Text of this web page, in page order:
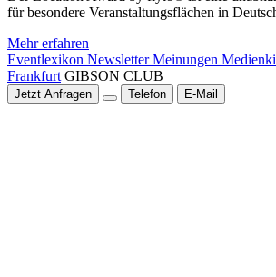
für besondere Veranstaltungsflächen in
Mehr erfahren
Eventlexikon NewsletterMeinungen
Frankfurt GIBSON CLUB
Jetzt Anfragen Telefon E-Mail